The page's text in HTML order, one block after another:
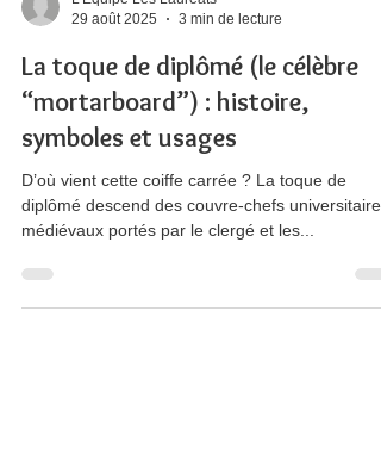
29 août 2025
3 min de lecture
La toque de diplômé (le célèbre
“mortarboard”) : histoire,
symboles et usages
D’où vient cette coiffe carrée ? La toque de
médiévaux portés par le clergé et les...